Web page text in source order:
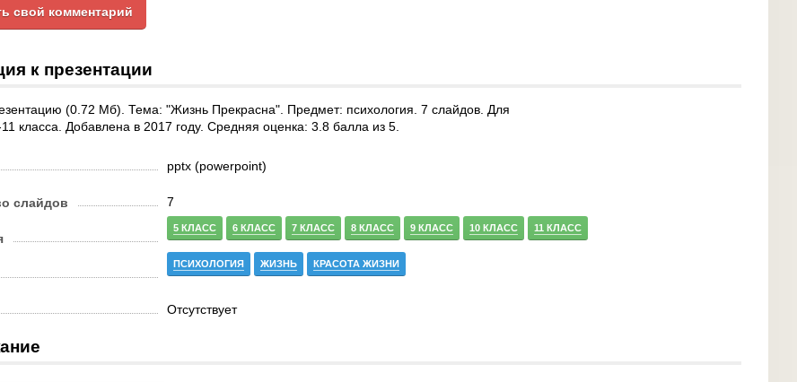
свой комментарий
к презентации
(0.72 Мб). Тема: "Жизнь Прекрасна". Предмет: психология. 7 слайдов. Для
класса. Добавлена в 2017 году. Средняя оценка: 3.8 балла из 5.
pptx (powerpoint)
слайдов 7
5 КЛАСС 6 КЛАСС 7 КЛАСС 8 КЛАСС 9 КЛАСС 10 КЛАСС 11 КЛАСС
ПСИХОЛОГИЯ ЖИЗНЬ КРАСОТА ЖИЗНИ
Отсутствует